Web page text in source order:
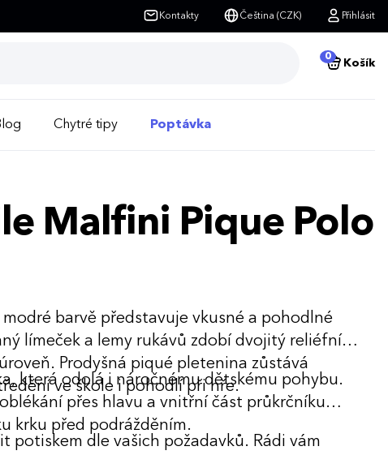
Kontakty Čeština (CZK) Přihlásit
0
Košík
Chytré tipy Poptávka
Malfini Pique Polo
barvě představuje vkusné a pohodlné
límeček a lemy rukávů zdobí dvojitý reliéfní
Prodyšná piqué pletenina zůstává
ve škole i pohodlí při hře.
která odolá i náročnému dětskému pohybu.
přes hlavu a vnitřní část průkrčníku
krku před podrážděním.
potiskem dle vašich požadavků. Rádi vám